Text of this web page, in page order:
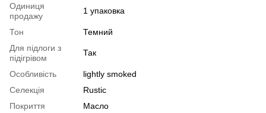
Одиниця
продажу
1 упаковка
Тон
Темний
Для підлоги з
підігрівом
Так
Особливість
lightly smoked
Селекція
Rustic
Покриття
Масло